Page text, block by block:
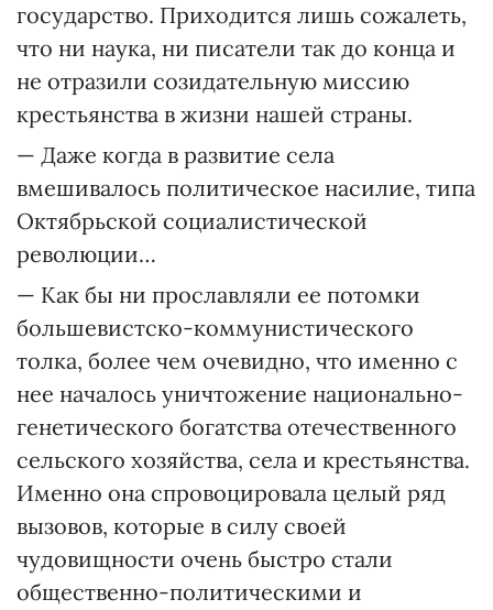
государство. Приходится лишь сожалеть,
что ни наука, ни писатели так до конца и
не отразили созидательную миссию
крестьянства в жизни нашей страны.
— Даже когда в развитие села
вмешивалось политическое насилие, типа
Октябрьской социалистической
революции…
— Как бы ни прославляли ее потомки
большевистско-коммунистического
толка, более чем очевидно, что именно с
нее началось уничтожение национально-
генетического богатства отечественного
сельского хозяйства, села и крестьянства.
Именно она спровоцировала целый ряд
вызовов, которые в силу своей
чудовищности очень быстро стали
общественно-политическими и